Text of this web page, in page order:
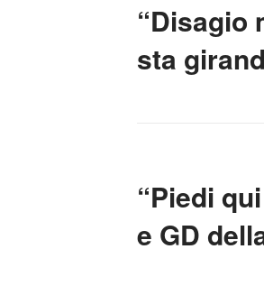
“Disagio
sta
“Piedi
e GD